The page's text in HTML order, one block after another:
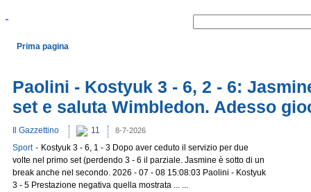
Prima pagina
Paolini - Kostyuk 3 - 6, 2 - 6:
set e saluta Wimbledon. Adesso
Il Gazzettino 11 8-7-2026
Sport- Kostyuk 3 - 6, 1 - 3 Dopo aver ceduto il servizio per due
volte nel primo set (perdendo 3 - 6 il parziale. Jasmine è sotto di un
break anche nel secondo. 2026 - 07 - 08 15:08:03 Paolini - Kostyuk
3 - 5 Prestazione negativa quella mostrata ... ...